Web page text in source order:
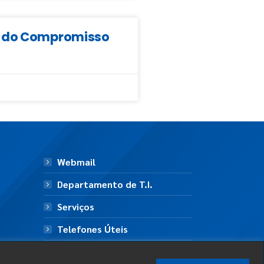
Compromisso
Webmail
Departamento de T.I.
Serviços
Telefones Úteis